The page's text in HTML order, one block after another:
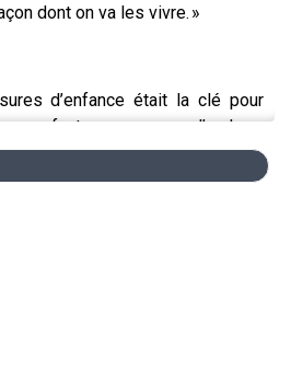
dont on va les vivre. »
d’enfance était la clé pour
enfants vers l’audace,
confiance ? À travers ce thème
une vision renouvelée de la